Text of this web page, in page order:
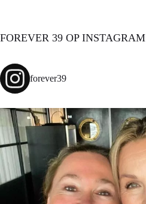
FOREVER 39 OP INSTAGRAM
forever39